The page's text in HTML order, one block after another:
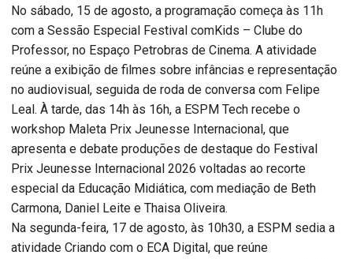
No sábado, 15 de agosto, a programação começa às 11h
com a Sessão Especial Festival comKids – Clube do
Professor, no Espaço Petrobras de Cinema. A atividade
reúne a exibição de filmes sobre infâncias e representação
no audiovisual, seguida de roda de conversa com Felipe
Leal. À tarde, das 14h às 16h, a ESPM Tech recebe o
workshop Maleta Prix Jeunesse Internacional, que
apresenta e debate produções de destaque do Festival
Prix Jeunesse Internacional 2026 voltadas ao recorte
especial da Educação Midiática, com mediação de Beth
Carmona, Daniel Leite e Thaisa Oliveira.
Na segunda-feira, 17 de agosto, às 10h30, a ESPM sedia a
atividade Criando com o ECA Digital, que reúne